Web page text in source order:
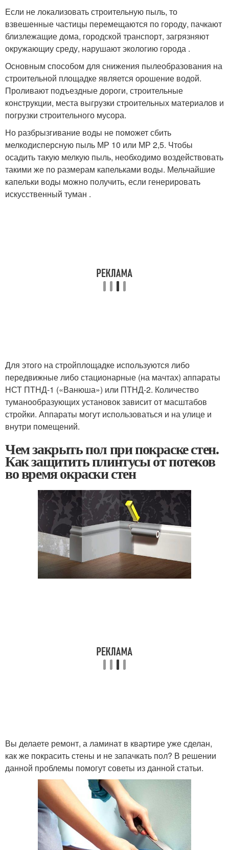
Если не локализовать строительную пыль, то
взвешенные частицы перемещаются по городу, пачкают
близлежащие дома, городской транспорт, загрязняют
окружающиу среду, нарушают экологию города .
Основным способом для снижения пылеобразования на
строительной площадке является орошение водой.
Проливают подъездные дороги, строительные
конструкции, места выгрузки строительных материалов и
погрузки строительного мусора.
Но разбрызгивание воды не поможет сбить
мелкодисперсную пыль МР 10 или МР 2,5. Чтобы
осадить такую мелкую пыль, необходимо воздействовать
такими же по размерам капельками воды. Мельчайшие
капельки воды можно получить, если генерировать
искусственный туман .
Для этого на стройплощадке используются либо
передвижные либо стационарные (на мачтах) аппараты
НСТ ПТНД-1 («Ванюша») или ПТНД-2. Количество
туманообразующих установок зависит от масштабов
стройки. Аппараты могут использоваться и на улице и
внутри помещений.
Чем закрыть пол при покраске стен.
Как защитить плинтусы от потеков
во время окраски стен
Вы делаете ремонт, а ламинат в квартире уже сделан,
как же покрасить стены и не запачкать пол? В решении
данной проблемы помогут советы из данной статьи.